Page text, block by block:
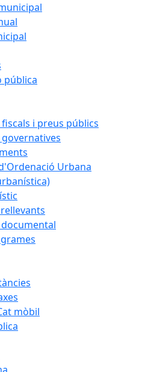
pública
i preus públics
Urbana
mòbil